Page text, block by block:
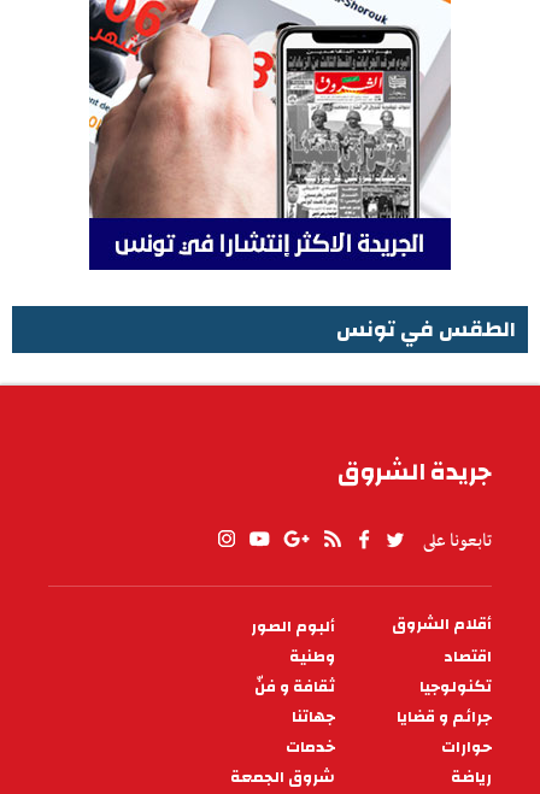
الطقس في تونس
جريدة الشروق
تابعونا على
PIED
DE
PAGE
أقلام الشروق
ألبوم الصور
اقتصاد
وطنية
تكنولوجيا
ثقافة و فنّ
جرائم و قضايا
جهاتنا
حوارات
خدمات
رياضة
شروق الجمعة